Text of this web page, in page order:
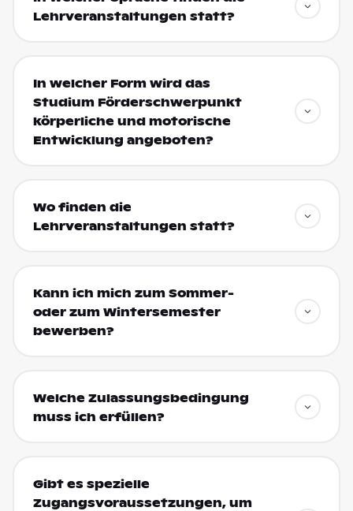
Lehrveranstaltungen statt?
In welcher Form wird das
Studium Förderschwerpunkt
körperliche und motorische
Entwicklung angeboten?
Wo finden die
Lehrveranstaltungen statt?
Kann ich mich zum Sommer-
oder zum Wintersemester
bewerben?
Welche Zulassungsbedingung
muss ich erfüllen?
Gibt es spezielle
Zugangsvoraussetzungen, um